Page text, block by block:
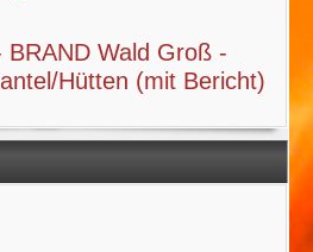
Wald Groß -
Hütten (mit Bericht)